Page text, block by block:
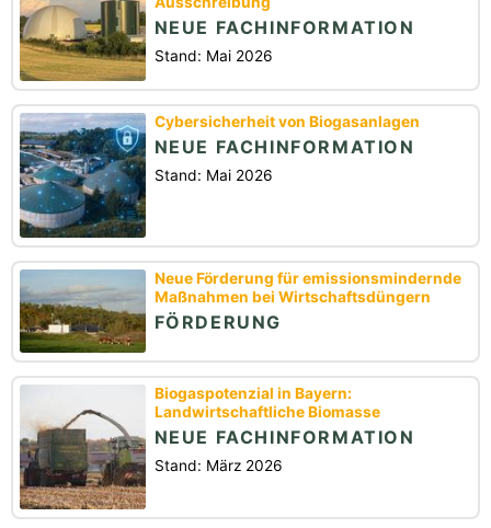
NEUE FACHINFORMATION
Stand: Mai 2026
Cybersicherheit von Biogasanlagen
NEUE FACHINFORMATION
Stand: Mai 2026
Neue Förderung für emissionsmindernde
Maßnahmen bei Wirtschaftsdüngern
FÖRDERUNG
Biogaspotenzial in Bayern:
Landwirtschaftliche Biomasse
NEUE FACHINFORMATION
Stand: März 2026